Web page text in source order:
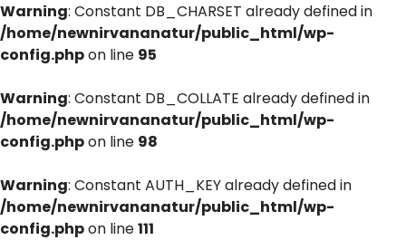
Warning: Constant DB_CHARSET already defined in
/home/newnirvananatur/public_html/wp-
config.phpon line 95
Warning: Constant DB_COLLATE already defined in
/home/newnirvananatur/public_html/wp-
config.phpon line 98
Warning: Constant AUTH_KEY already defined in
/home/newnirvananatur/public_html/wp-
config.phpon line111